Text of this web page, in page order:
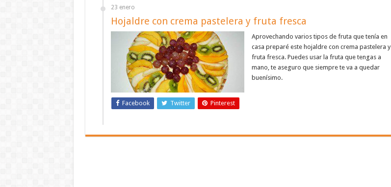
23 enero
Hojaldre con crema pastelera y fruta fresca
Aprovechando varios tipos de fruta que tenía en
casa preparé este hojaldre con crema pastelera y
fruta fresca. Puedes usar la fruta que tengas a
mano, te aseguro que siempre te va a quedar
buenísimo.
Facebook Twitter Pinterest